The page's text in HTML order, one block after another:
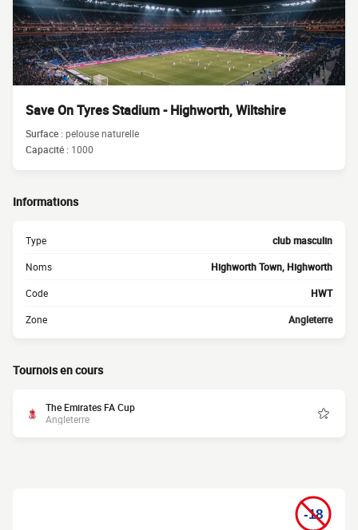
Save On Tyres Stadium - Highworth, Wiltshire
Surface :pelouse naturelle
Capacité : 1000
Informations
Type club masculin
Noms Highworth Town, Highworth
Code HWT
Zone Angleterre
Tournois en cours
The Emirates FA Cup
Angleterre